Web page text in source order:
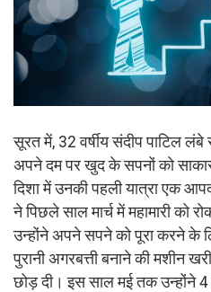
सूरत में, 32 वर्षीय संदीप पाटिल
अपने दम पर खुद के सपनों को
दिशा में उनकी पहली यात्रा एक
ने पिछले साल मार्च में महामारी को
उन्होंने अपने सपने को पूरा करने के
पुरानी अगरबत्ती बनाने की मशीन
छोड़ दी। इस साल मई तक उन्होंने 4